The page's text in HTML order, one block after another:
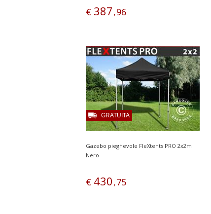
€ 387,96
Gazebo pieghevole FleXtents PRO 2x2m
Nero
€ 430,75
GRATUITA